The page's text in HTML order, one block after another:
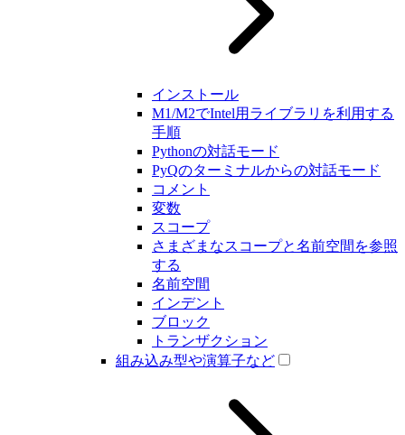
インストール
M1/M2でIntel用ライブラリを利用する
手順
Pythonの対話モード
PyQのターミナルからの対話モード
コメント
変数
スコープ
さまざまなスコープと名前空間を参照
する
名前空間
インデント
ブロック
トランザクション
組み込み型や演算子など